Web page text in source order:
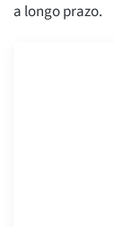
a longo prazo.